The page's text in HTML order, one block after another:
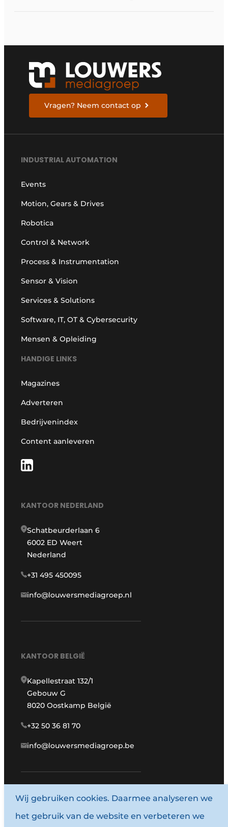
Vragen? Neem contact op
INDUSTRIAL AUTOMATION
Events
Motion, Gears & Drives
Robotica
Control & Network
Process & Instrumentation
Sensor & Vision
Services & Solutions
Software, IT, OT & Cybersecurity
Mensen & Opleiding
HANDIGE LINKS
Magazines
Adverteren
Bedrijvenindex
Content aanleveren
KANTOOR NEDERLAND
Schatbeurderlaan 6
6002 ED Weert
Nederland
+31 495 450095
info@louwersmediagroep.nl
KANTOOR BELGIË
Kapellestraat 132/1
Gebouw G
8020 Oostkamp België
+32 50 36 81 70
info@louwersmediagroep.be
www.louwersmediagroep.com
© 1987 - 2026 Louwersmediagroep.
Wij gebruiken cookies. Daarmee analyseren we
het gebruik van de website en verbeteren we